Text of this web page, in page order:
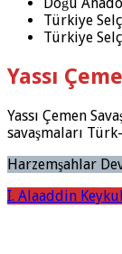
Türkiye
Türkiye
Yassı
Yassı Çemen
savaşmaları
Harzemşahlar
I. Alaaddin